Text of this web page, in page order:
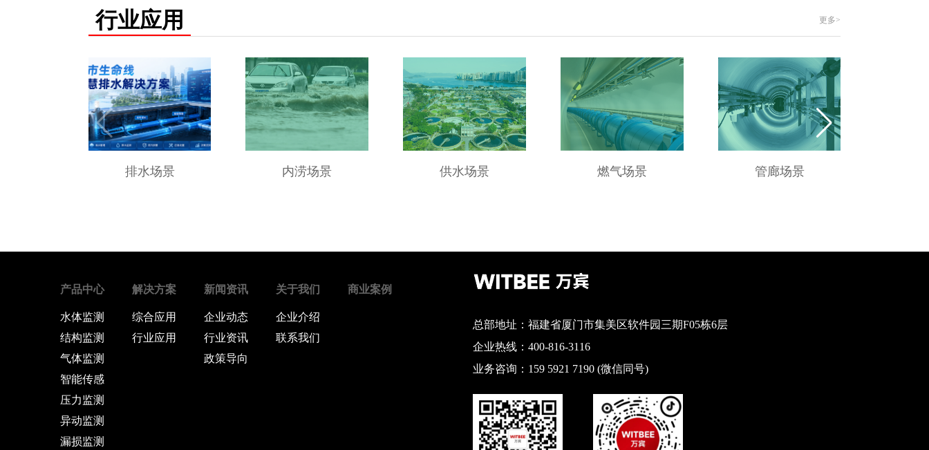
行业应用 更多>
排水场景 内涝场景 供水场景 燃气场景 管廊场景
产品中心
水体监测
结构监测
气体监测
智能传感
压力监测
异动监测
漏损监测
解决方案
综合应用
行业应用
新闻资讯
企业动态
行业资讯
政策导向
关于我们
企业介绍
联系我们
商业案例
总部地址：福建省厦门市集美区软件园三期F05栋6层
企业热线：400-816-3116
业务咨询：159 5921 7190 (微信同号)